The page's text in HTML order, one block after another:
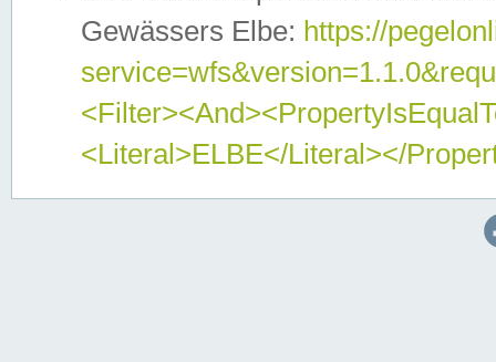
Gewässers Elbe: https://
<Literal>ELBE</Literal></